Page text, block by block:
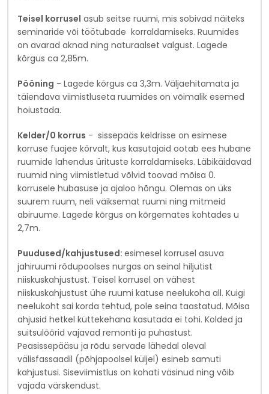
Teisel korrusel asub seitse ruumi, mis sobivad näiteks
seminaride või töötubade korraldamiseks. Ruumides
on avarad aknad ning naturaalset valgust. Lagede
kõrgus ca 2,85m.
Pööning - Lagede kõrgus ca 3,3m. Väljaehitamata ja
täiendava viimistluseta ruumides on võimalik esemed
hoiustada.
Kelder/0 korrus - sissepääs keldrisse on esimese
korruse fuajee kõrvalt, kus kasutajaid ootab ees hubane
ruumide lahendus ürituste korraldamiseks. Läbikäidavad
ruumid ning viimistletud võlvid toovad mõisa 0.
korrusele hubasuse ja ajaloo hõngu. Olemas on üks
suurem ruum, neli väiksemat ruumi ning mitmeid
abiruume. Lagede kõrgus on kõrgemates kohtades u
2,7m.
Puudused/kahjustused: esimesel korrusel asuva
jahiruumi rõdupoolses nurgas on seinal hiljutist
niiskuskahjustust. Teisel korrusel on vähest
niiskuskahjustust ühe ruumi katuse neelukoha all. Kuigi
neelukoht sai korda tehtud, pole seina taastatud. Mõisa
ahjusid hetkel küttekehana kasutada ei tohi. Kolded ja
suitsulõõrid vajavad remonti ja puhastust.
Peasissepääsu ja rõdu servade lähedal oleval
välisfassaadil (põhjapoolsel küljel) esineb samuti
kahjustusi. Siseviimistlus on kohati väsinud ning võib
vajada värskendust.